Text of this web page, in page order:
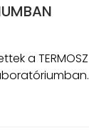
a TERMOSZ